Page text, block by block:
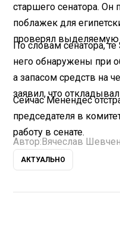
старшего сенатора. Он
поблажек для
проверял
По словам сенатора,
него обнаружены при
а запасом средств на
заявил, что
Сейчас Менендес
председателя в
работу в сенате.
Автор: Вячеслав
АКТУАЛЬНО